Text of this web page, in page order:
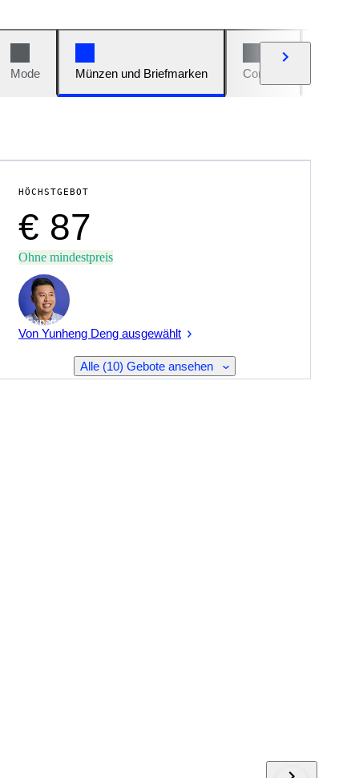
Mode Münzen und Briefmarken Comics
HÖCHSTGEBOT
€ 87
Ohne mindestpreis
Experte
Von Yunheng Deng ausgewählt
Alle (10) Gebote ansehen